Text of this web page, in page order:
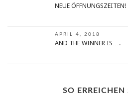
NEUE ÖFFNUNGSZEITEN!
APRIL 4, 2018
AND THE WINNER IS….
SO ERREICHEN